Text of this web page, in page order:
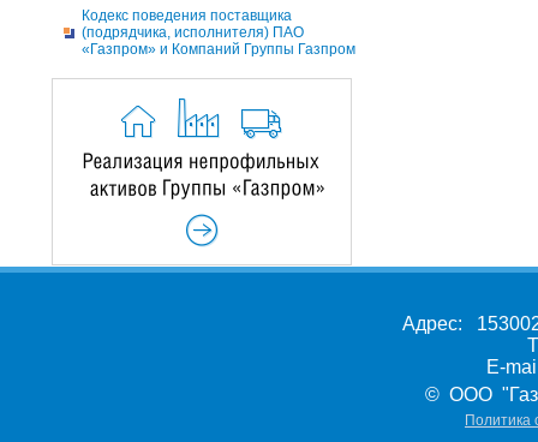
Кодекс поведения поставщика
(подрядчика, исполнителя) ПАО
«Газпром» и Компаний Группы Газпром
Адрес:
E-
© ООО
Политика